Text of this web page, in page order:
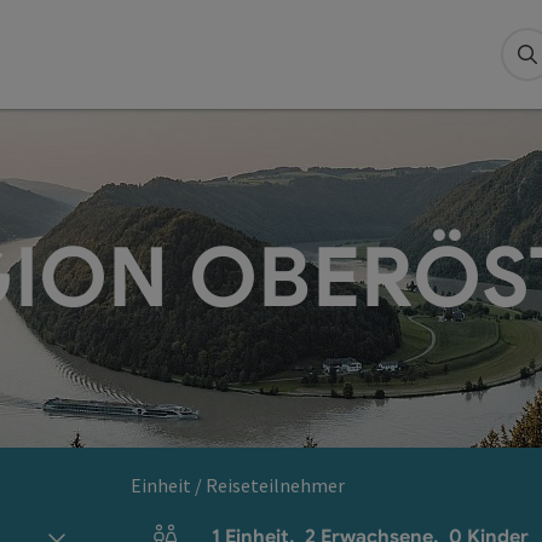
Einheit / Reiseteilnehmer
1 Einheit, 2 Erwachsene, 0 Kinder